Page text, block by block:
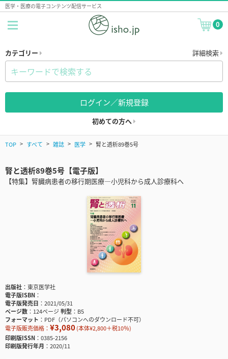
医学・医療の電子コンテンツ配信サービス
0
カテゴリー 詳細検索
ログイン／新規登録
初めての方へ
TOP すべて 雑誌 医学 腎と透析89巻5号
腎と透析89巻5号【電子版】
【特集】腎臓病患者の移行期医療―小児科から成人診療科へ
出版社
東京医学社
電子版ISBN
電子版発売日
2021/05/31
ページ数
124ページ判型
B5
フォーマット
PDF（パソコンへのダウンロード不可）
電子版販売価格： ¥3,080(本体¥2,800＋税10％)
印刷版ISSN
0385-2156
印刷版発行年月
2020/11